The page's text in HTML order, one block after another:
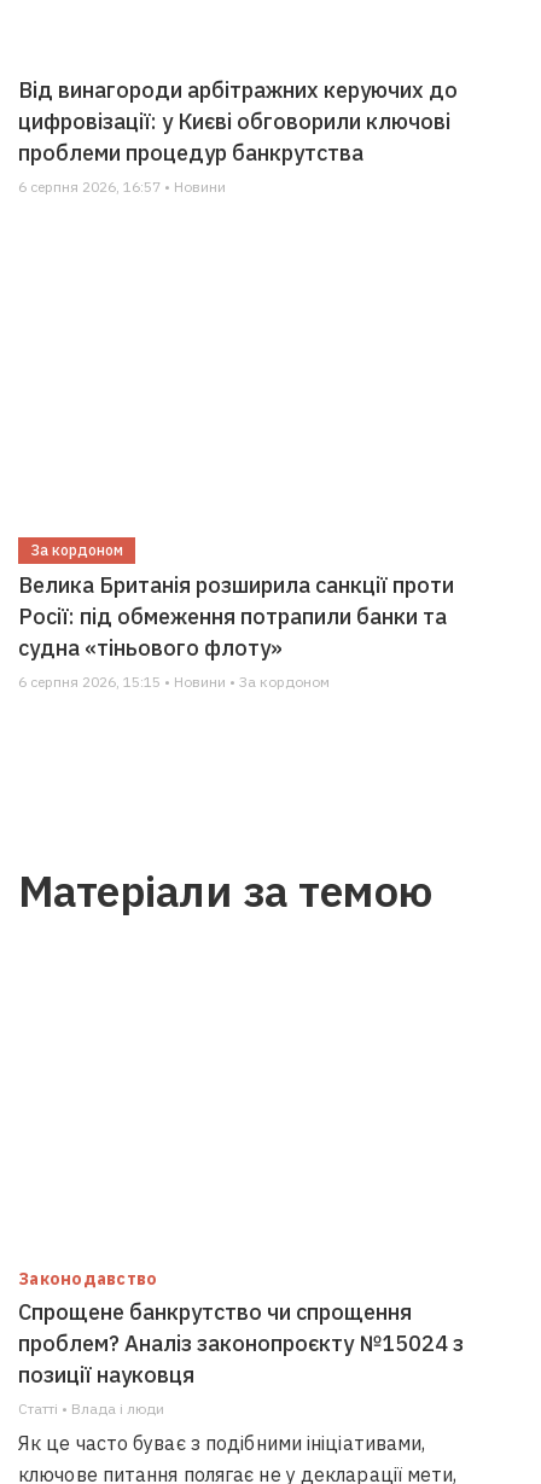
Від винагороди арбітражних керуючих до
цифровізації: у Києві обговорили ключові
проблеми процедур банкрутства
6 серпня 2026, 16:57 • Новини
За кордоном
Велика Британія розширила санкції проти
Росії: під обмеження потрапили банки та
судна «тіньового флоту»
6 серпня 2026, 15:15 • Новини • За кордоном
Матеріали за темою
Законодавство
Спрощене банкрутство чи спрощення
проблем? Аналіз законопроєкту №15024 з
позиції науковця
Статті • Влада i люди
Як це часто буває з подібними ініціативами,
ключове питання полягає не у декларації мети,